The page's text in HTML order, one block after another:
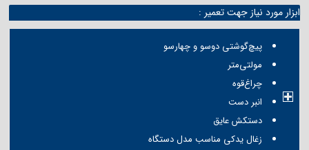
ابزار مورد نیاز جهت تعمیر :
پیچ‌گوشتی دوسو و چهارسو
مولتی‌متر
چراغ‌قوه
انبر دست
دستکش عایق
زغال یدکی مناسب مدل دستگاه